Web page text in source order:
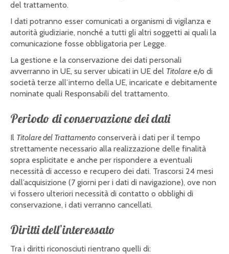
del trattamento.
I dati potranno esser comunicati a organismi di vigilanza e
autorità giudiziarie, nonché a tutti gli altri soggetti ai quali la
comunicazione fosse obbligatoria per Legge.
La gestione e la conservazione dei dati personali
avverranno in UE, su server ubicati in UE del Titolare e/o di
società terze all’interno della UE, incaricate e debitamente
nominate quali Responsabili del trattamento.
Periodo di conservazione dei dati
Il Titolare del Trattamento conserverà i dati per il tempo
strettamente necessario alla realizzazione delle finalità
sopra esplicitate e anche per rispondere a eventuali
necessità di accesso e recupero dei dati. Trascorsi 24 mesi
dall’acquisizione (7 giorni per i dati di navigazione), ove non
vi fossero ulteriori necessità di contatto o obblighi di
conservazione, i dati verranno cancellati.
Diritti dell’interessato
Tra i diritti riconosciuti rientrano quelli di: